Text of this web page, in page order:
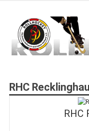
springen
RHC
RHC